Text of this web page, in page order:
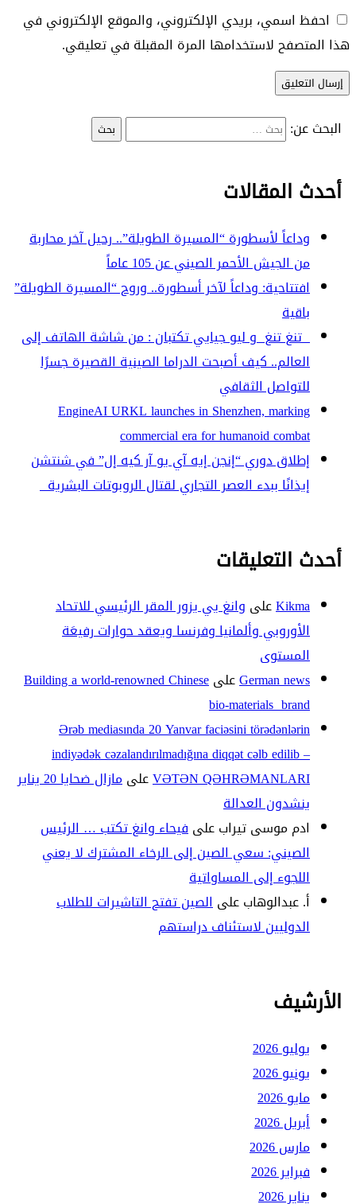
احفظ اسمي، بريدي الإلكتروني، والموقع الإلكتروني في
هذا المتصفح لاستخدامها المرة المقبلة في تعليقي.
البحث عن:
أحدث المقالات
وداعاً لأسطورة “المسيرة الطويلة”.. رحيل آخر محاربة
من الجيش الأحمر الصيني عن 105 عاماً
افتتاحية: وداعاً لآخر أسطورة.. وروح “المسيرة الطويلة”
باقية
تنغ تنغ و ليو جيايي تكتبان : من شاشة الهاتف إلى
العالم.. كيف أصبحت الدراما الصينية القصيرة جسرًا
للتواصل الثقافي
EngineAI URKL launches in Shenzhen, marking
commercial era for humanoid combat
إطلاق دوري “إنجن إيه آي يو آر كيه إل” في شنتشن
إيذانًا ببدء العصر التجاري لقتال الروبوتات البشرية
أحدث التعليقات
Kikmaعلى وانغ يي يزور المقر الرئيسي للاتحاد
الأوروبي وألمانيا وفرنسا ويعقد حوارات رفيعَة
المستوى
German newsعلىBuilding a world-renowned Chinese
bio-materials brand
Ərəb mediasında 20 Yanvar faciəsini törədənlərin
indiyədək cəzalandırılmadığına diqqət cəlb edilib –
VƏTƏN QƏHRƏMANLARIعلى
مازال ضحايا 20 يناير
ينشدون العدالة
ادم موسى تيرابعلىفيحاء وانغ تكتب … الرئيس
الصيني: سعي الصين إلى الرخاء المشترك لا يعني
اللجوء إلى المساواتية
أ. عبدالوهابعلىالصين تفتح التاشيرات للطلاب
الدوليين لاستئناف دراستهم
الأرشيف
يوليو 2026
يونيو 2026
مايو 2026
أبريل 2026
مارس 2026
فبراير 2026
يناير 2026